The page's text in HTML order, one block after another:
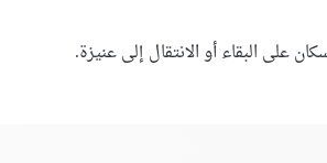
على البقاء أو الانتقال إلى عنيزة.